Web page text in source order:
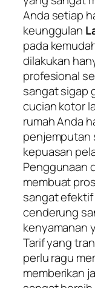
Anda setiap
keunggulan
pada
dilakukan
profesional
sangat sigap
cucian kotor
rumah Anda
penjemputan
kepuasan
Penggunaan
membuat
sangat efektif
cenderung
kenyamanan
Tarif yang
perlu ragu
memberikan